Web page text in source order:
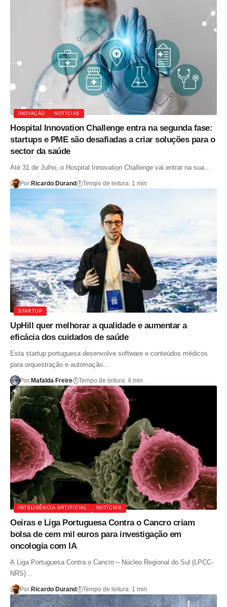
INOVAÇÃO NOTÍCIAS
Hospital Innovation Challenge entra na segunda fase:
startups e PME são desafiadas a criar soluções para o
sector da saúde
Até 31 de Julho, o Hospital Innovation Challenge vai entrar na sua…
Por:Ricardo Durand Tempo de leitura: 1 min
STARTUP
UpHill quer melhorar a qualidade e aumentar a
eficácia dos cuidados de saúde
Esta startup portuguesa desenvolve software e conteúdos médicos
para orquestração e automação…
Por:Mafalda Freire Tempo de leitura: 4 min
INTELIGÊNCIA ARTIFICIAL NOTÍCIAS
Oeiras e Liga Portuguesa Contra o Cancro criam
bolsa de cem mil euros para investigação em
oncologia com IA
A Liga Portuguesa Contra o Cancro – Núcleo Regional do Sul (LPCC-
NRS)…
Por:Ricardo Durand Tempo de leitura: 1 min